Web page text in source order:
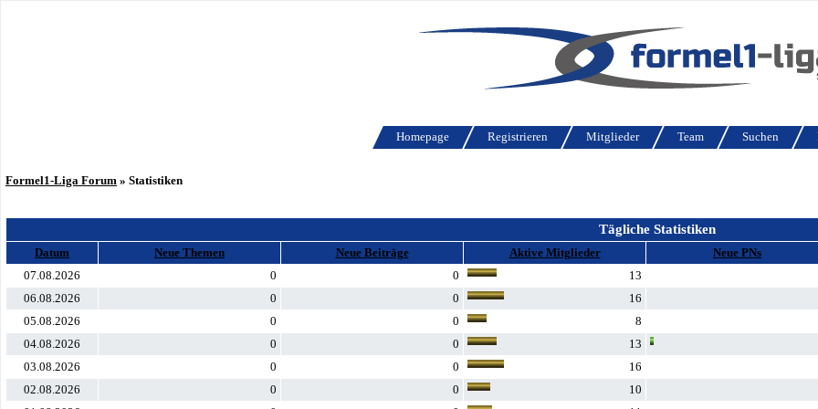
Homepage Registrieren Mitglieder Team Suchen
Formel1-Liga Forum » Statistiken
Tägliche Statistiken
Datum Neue Themen Neue Beiträge Aktive Mitglieder Neue PNs
07.08.2026
0 0 13
06.08.2026
0 0 16
05.08.2026
0 0 8
04.08.2026
0 0 13
03.08.2026
0 0 16
02.08.2026
0 0 10